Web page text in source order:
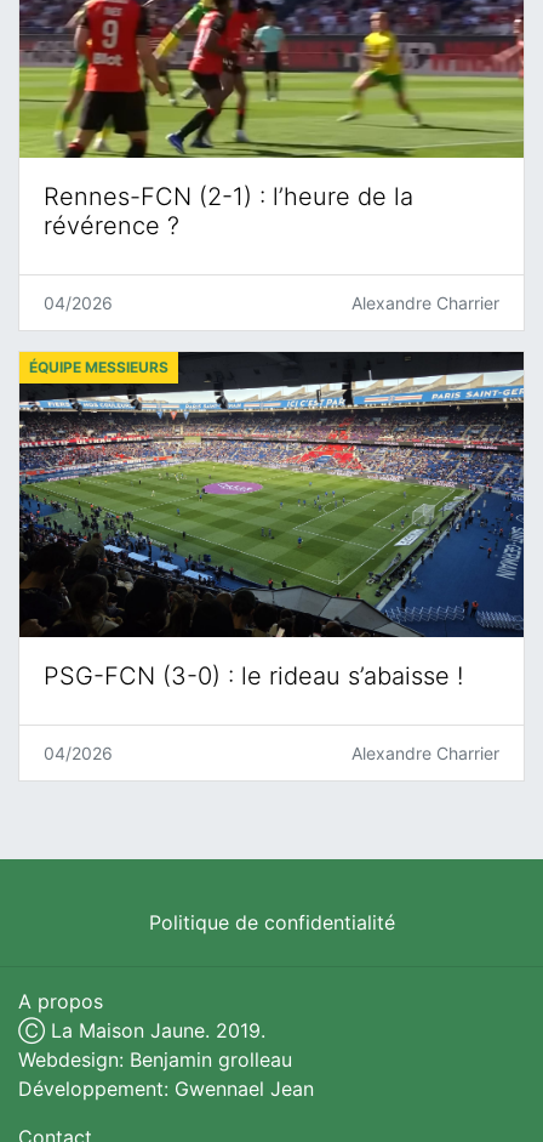
Rennes-FCN (2-1) : l’heure de la
révérence ?
04/2026 Alexandre Charrier
PSG-FCN (3-0) : le rideau s’abaisse !
ÉQUIPE MESSIEURS
04/2026 Alexandre Charrier
Politique de confidentialité
A propos
Ⓒ La Maison Jaune. 2019.
Webdesign: Benjamin grolleau
Développement: Gwennael Jean
Contact